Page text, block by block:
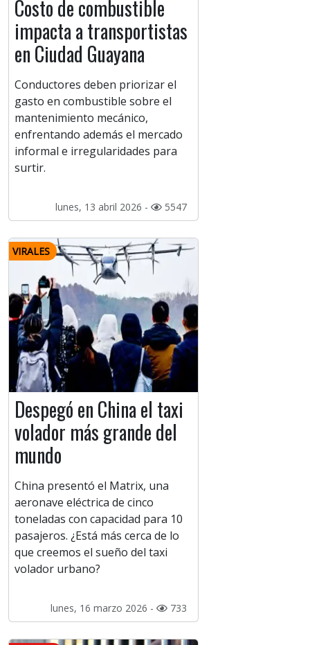
Costo de combustible
impacta a transportistas
en Ciudad Guayana
Conductores deben priorizar el
gasto en combustible sobre el
mantenimiento mecánico,
enfrentando además el mercado
informal e irregularidades para
surtir.
lunes, 13 abril 2026 - 5547
VIRALES
Despegó en China el taxi
volador más grande del
mundo
China presentó el Matrix, una
aeronave eléctrica de cinco
toneladas con capacidad para 10
pasajeros. ¿Está más cerca de lo
que creemos el sueño del taxi
volador urbano?
lunes, 16 marzo 2026 - 733